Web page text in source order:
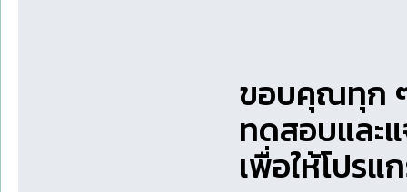
ขอบคุณทุก
ทดสอบและ
เพื่อให้โปร